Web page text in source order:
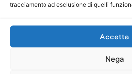
tracciamento ad esclusione di quelli
Accetta
Nega
L’invio facoltativo, esplicito e
e/o ordinaria agli indirizzi indicati
comunque presenti all’interno di